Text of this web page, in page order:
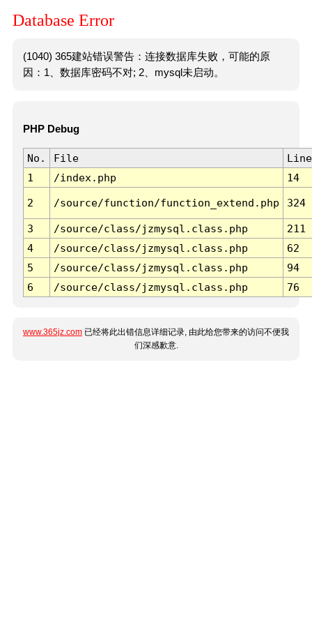
Database Error
(1040) 365建站错误警告：连接数据库失败，可能的原
因：1、数据库密码不对; 2、mysql未启动。
PHP Debug
No. File
Line
1
/index.php 14
2 /source/function/function_extend.php 324
3 /source/class/jzmysql.class.php
211
4
/source/class/jzmysql.class.php
62
5
/source/class/jzmysql.class.php
94
6
/source/class/jzmysql.class.php 76
www.365jz.com 已经将此出错信息详细记录, 由此给您带来的访问不便我
们深感歉意.